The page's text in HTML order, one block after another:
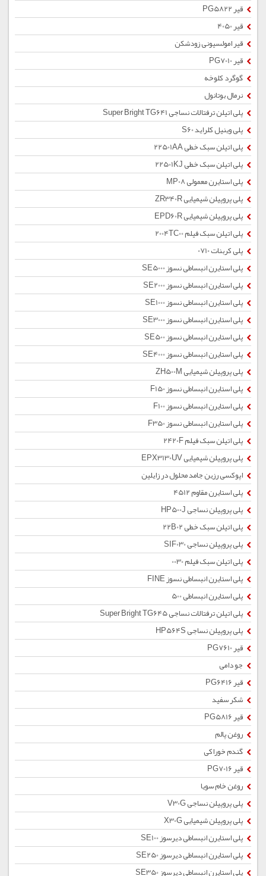
قیر PG5822
قیر 4050
قیر امولسیونی زودشکن
قیر PG7010
گوگرد کلوخه
نرمال بوتانول
پلی اتیلن ترفتالات نساجی Super Bright TG641
پلی وینیل کلراید S60
پلی اتیلن سبک خطی 22501AA
پلی اتیلن سبک خطی 22501KJ
پلی استایرن معمولی MP08
پلی پروپیلن شیمیایی ZR340R
پلی پروپیلن شیمیایی EPD60R
پلی اتیلن سبک فیلم 2004TC00
پلی کربنات 0710
پلی استایرن انبساطی نسوز SE5000
پلی استایرن انبساطی نسوز SE2000
پلی استایرن انبساطی نسوز SE1000
پلی استایرن انبساطی نسوز SE3000
پلی استایرن انبساطی نسوز SE500
پلی استایرن انبساطی نسوز SE4000
پلی پروپیلن شیمیایی ZH500M
پلی استایرن انبساطی نسوز F150
پلی استایرن انبساطی نسوز F100
پلی استایرن انبساطی نسوز F350
پلی اتیلن سبک فیلم 2420F
پلی پروپیلن شیمیایی EPX3130UV
اپوکسی رزین جامد محلول در زایلین
پلی استایرن مقاوم 4512
پلی پروپیلن نساجی HP500J
پلی اتیلن سبک خطی 22B02
پلی پروپیلن نساجی SIF030
پلی اتیلن سبک فیلم 0030
پلی استایرن انبساطی نسوز FINE
پلی استایرن انبساطی 500
پلی اتیلن ترفتالات نساجی Super Bright TG645
پلی پروپیلن نساجی HP564S
قیر PG7610
جو دامی
قیر PG6416
شکر سفید
قیر PG5816
روغن پالم
گندم خوراکی
قیر PG7016
روغن خام سویا
پلی پروپیلن نساجی V30G
پلی پروپیلن شیمیایی X30G
پلی استایرن انبساطی دیرسوز SE100
پلی استایرن انبساطی دیرسوز SE250
پلی استایرن انبساطی دیرسوز SE350